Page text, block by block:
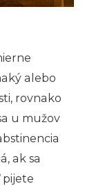
alebo
rovnako
u mužov
ak sa